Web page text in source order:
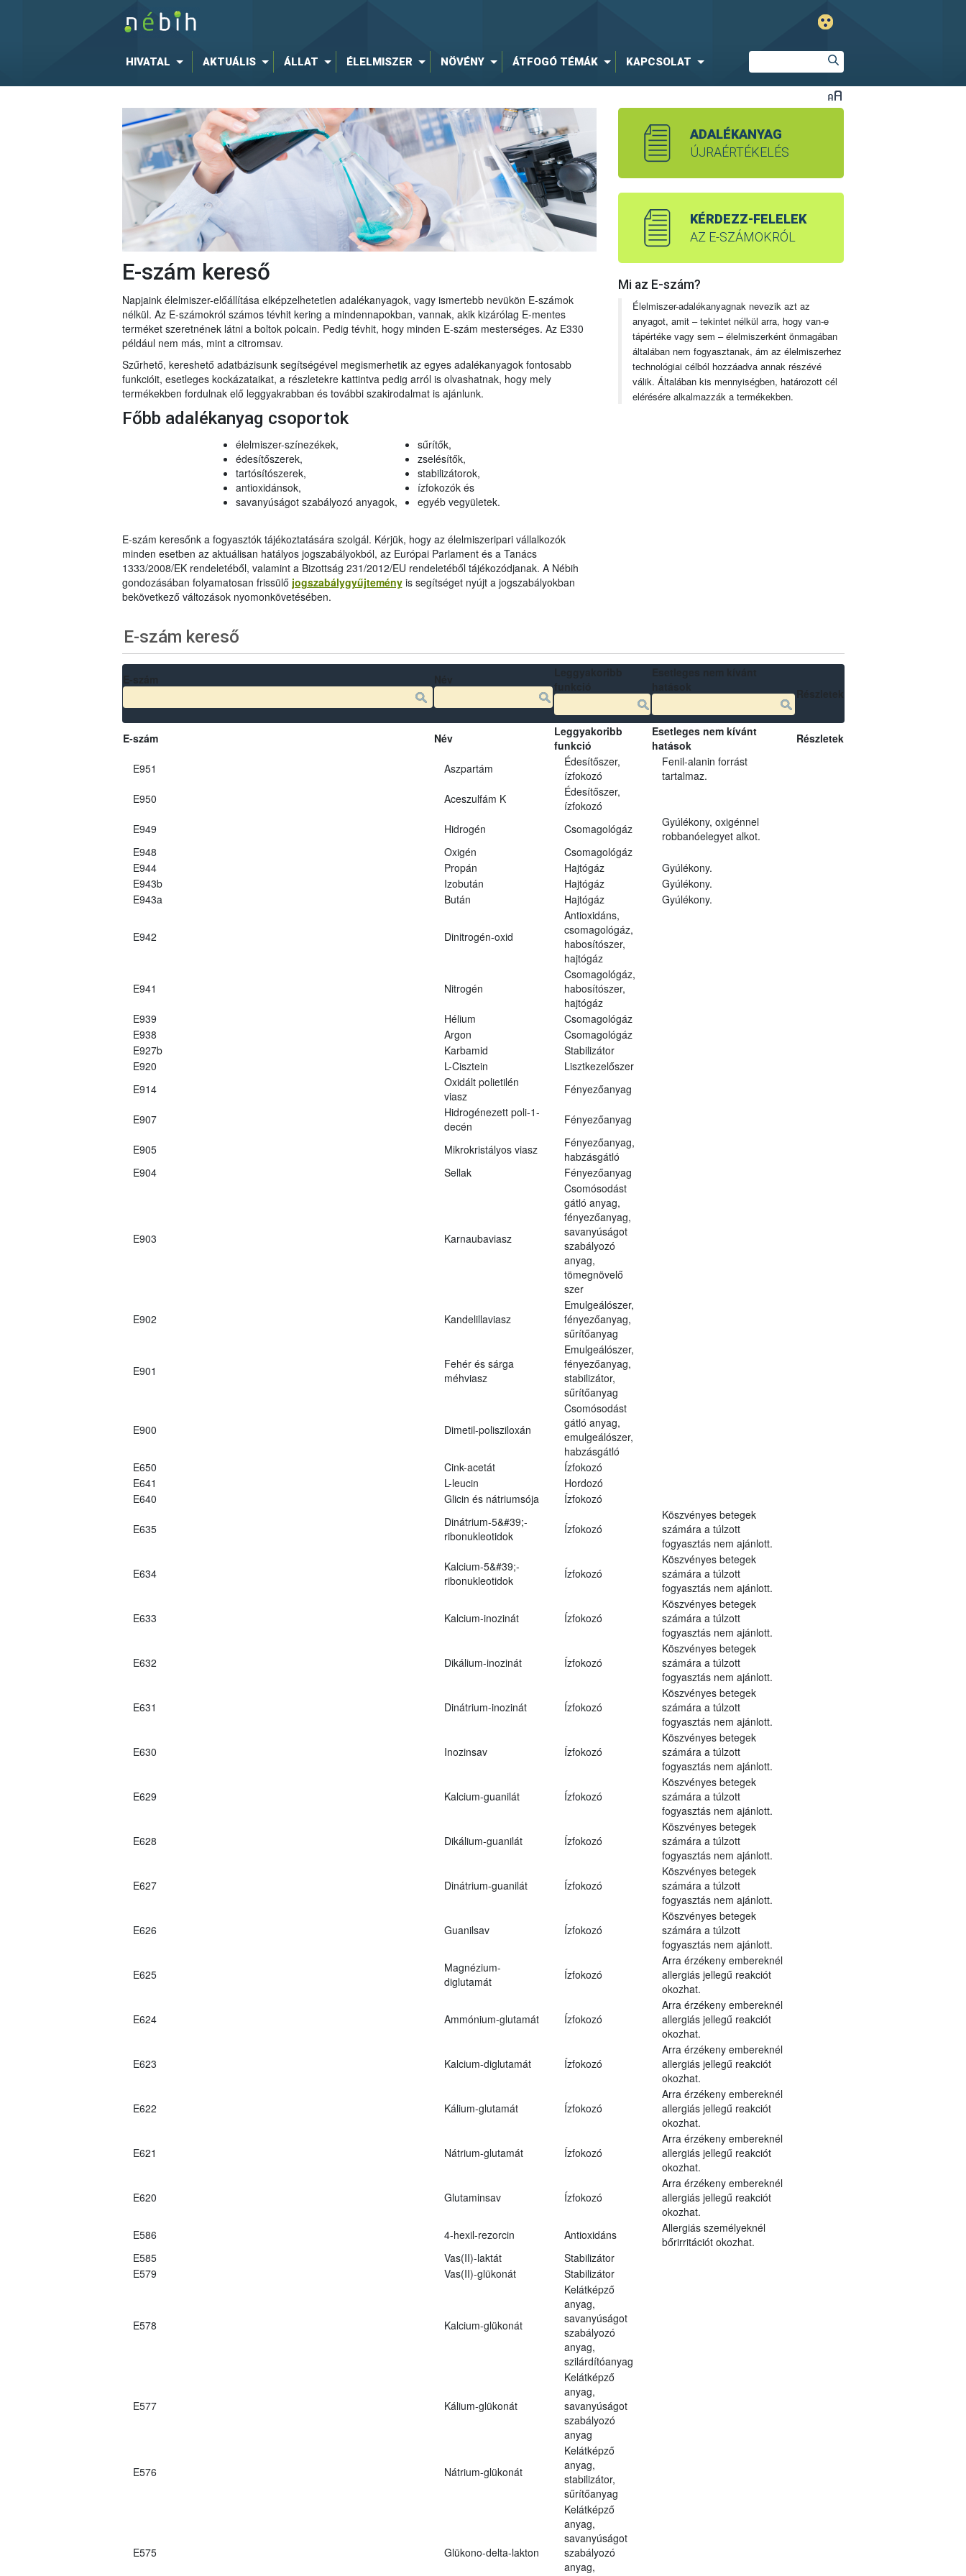
HIVATAL AKTUÁLIS ÁLLAT ÉLELMISZER NÖVÉNY ÁTFOGÓ TÉMÁK KAPCSOLAT
E-szám kereső
Napjaink élelmiszer-előállítása elképzelhetetlen adalékanyagok, vagy ismertebb nevükön E-számok
nélkül. Az E-számokról számos tévhit kering a mindennapokban, vannak, akik kizárólag E-mentes
terméket szeretnének látni a boltok polcain. Pedig tévhit, hogy minden E-szám mesterséges. Az E330
például nem más, mint a citromsav.
Szűrhető, kereshető adatbázisunk segítségével megismerhetik az egyes adalékanyagok fontosabb
funkcióit, esetleges kockázataikat, a részletekre kattintva pedig arról is olvashatnak, hogy mely
termékekben fordulnak elő leggyakrabban és további szakirodalmat is ajánlunk.
Főbb adalékanyag csoportok
élelmiszer-színezékek,
édesítőszerek,
tartósítószerek,
antioxidánsok,
savanyúságot szabályozó anyagok,
sűrítők,
zselésítők,
stabilizátorok,
ízfokozók és
egyéb vegyületek.
E-szám keresőnk a fogyasztók tájékoztatására szolgál. Kérjük, hogy az élelmiszeripari vállalkozók
minden esetben az aktuálisan hatályos jogszabályokból, az Európai Parlament és a Tanács
1333/2008/EK rendeletéből, valamint a Bizottság 231/2012/EU rendeletéből tájékozódjanak. A Nébih
gondozásában folyamatosan frissülő jogszabálygyűjteményis segítséget nyújt a jogszabályokban
bekövetkező változások nyomonkövetésében.
ADALÉKANYAG
ÚJRAÉRTÉKELÉS
KÉRDEZZ-FELELEK
AZ E-SZÁMOKRÓL
Mi az E-szám?
Élelmiszer-adalékanyagnak nevezik azt az
anyagot, amit – tekintet nélkül arra, hogy van-e
tápértéke vagy sem – élelmiszerként önmagában
általában nem fogyasztanak, ám az élelmiszerhez
technológiai célból hozzáadva annak részévé
válik. Általában kis mennyiségben, határozott cél
elérésére alkalmazzák a termékekben.
E-szám kereső
E-szám Név
Leggyakoribb
funkció
Esetleges nem kívánt
hatások
Részletek
E951 Aszpartám
Édesítőszer,
ízfokozó
Fenil-alanin forrást
tartalmaz.
E950
Aceszulfám K
Édesítőszer,
ízfokozó
E949
Hidrogén Csomagológáz
Gyúlékony, oxigénnel
robbanóelegyet alkot.
E948
Oxigén
Csomagológáz
E944
Propán Hajtógáz
Gyúlékony.
E943b
Izobután Hajtógáz
Gyúlékony.
E943a
Bután Hajtógáz Gyúlékony.
E942 Dinitrogén-oxid
Antioxidáns,
csomagológáz,
habosítószer,
hajtógáz
E941 Nitrogén
Csomagológáz,
habosítószer,
hajtógáz
E939
Hélium
Csomagológáz
E938
Argon
Csomagológáz
E927b
Karbamid
Stabilizátor
E920
L-Cisztein
Lisztkezelőszer
E914
Oxidált polietilén
viasz
Fényezőanyag
E907
Hidrogénezett poli-1-
decén
Fényezőanyag
E905 Mikrokristályos viasz
Fényezőanyag,
habzásgátló
E904
Sellak Fényezőanyag
E903 Karnaubaviasz
Csomósodást
gátló anyag,
fényezőanyag,
savanyúságot
szabályozó
anyag,
tömegnövelő
szer
E902 Kandelillaviasz
Emulgeálószer,
fényezőanyag,
sűrítőanyag
E901
Fehér és sárga
méhviasz
Emulgeálószer,
fényezőanyag,
stabilizátor,
sűrítőanyag
E900 Dimetil-polisziloxán
Csomósodást
gátló anyag,
emulgeálószer,
habzásgátló
E650
Cink-acetát
Ízfokozó
E641
L-leucin
Hordozó
E640
Glicin és nátriumsója Ízfokozó
E635
Dinátrium-5&#39;-
ribonukleotidok
Ízfokozó
Köszvényes betegek
számára a túlzott
fogyasztás nem ajánlott.
E634
Kalcium-5&#39;-
ribonukleotidok
Ízfokozó
Köszvényes betegek
számára a túlzott
fogyasztás nem ajánlott.
E633 Kalcium-inozinát Ízfokozó
Köszvényes betegek
számára a túlzott
fogyasztás nem ajánlott.
E632 Dikálium-inozinát Ízfokozó
Köszvényes betegek
számára a túlzott
fogyasztás nem ajánlott.
E631 Dinátrium-inozinát Ízfokozó
Köszvényes betegek
számára a túlzott
fogyasztás nem ajánlott.
E630 Inozinsav Ízfokozó
Köszvényes betegek
számára a túlzott
fogyasztás nem ajánlott.
E629 Kalcium-guanilát Ízfokozó
Köszvényes betegek
számára a túlzott
fogyasztás nem ajánlott.
E628 Dikálium-guanilát Ízfokozó
Köszvényes betegek
számára a túlzott
fogyasztás nem ajánlott.
E627 Dinátrium-guanilát Ízfokozó
Köszvényes betegek
számára a túlzott
fogyasztás nem ajánlott.
E626 Guanilsav Ízfokozó
Köszvényes betegek
számára a túlzott
fogyasztás nem ajánlott.
E625
Magnézium-
diglutamát
Ízfokozó
Arra érzékeny embereknél
allergiás jellegű reakciót
okozhat.
E624 Ammónium-glutamát Ízfokozó
Arra érzékeny embereknél
allergiás jellegű reakciót
okozhat.
E623 Kalcium-diglutamát Ízfokozó
Arra érzékeny embereknél
allergiás jellegű reakciót
okozhat.
E622 Kálium-glutamát Ízfokozó
Arra érzékeny embereknél
allergiás jellegű reakciót
okozhat.
E621 Nátrium-glutamát Ízfokozó
Arra érzékeny embereknél
allergiás jellegű reakciót
okozhat.
E620 Glutaminsav Ízfokozó
Arra érzékeny embereknél
allergiás jellegű reakciót
okozhat.
E586
4-hexil-rezorcin Antioxidáns
Allergiás személyeknél
bőrirritációt okozhat.
E585
Vas(II)-laktát
Stabilizátor
E579
Vas(II)-glükonát Stabilizátor
E578 Kalcium-glükonát
Kelátképző
anyag,
savanyúságot
szabályozó
anyag,
szilárdítóanyag
E577 Kálium-glükonát
Kelátképző
anyag,
savanyúságot
szabályozó
anyag
E576 Nátrium-glükonát
Kelátképző
anyag,
stabilizátor,
sűrítőanyag
E575 Glükono-delta-lakton
Kelátképző
anyag,
savanyúságot
szabályozó
anyag,